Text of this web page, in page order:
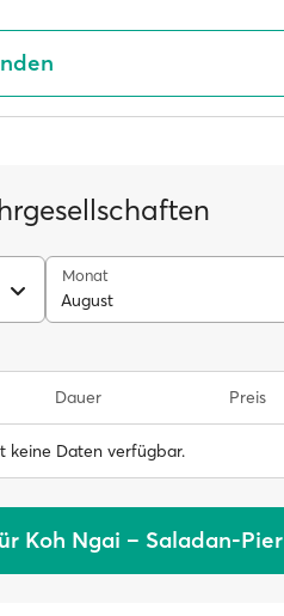
Monat
August
Dauer Preis
keine Daten verfügbar.
Koh Ngai – Saladan-Pier